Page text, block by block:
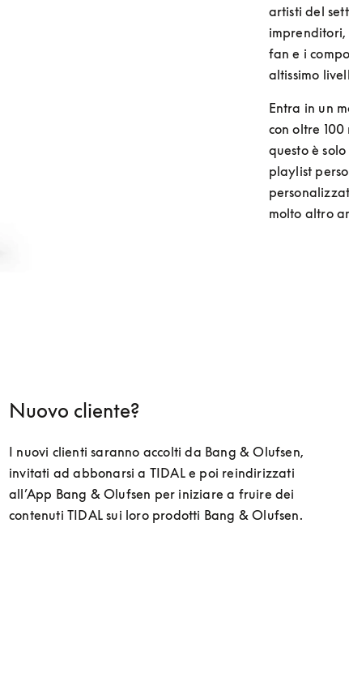
artisti del
fan e i
altissimo
Entra in un
con oltre
questo è
playlist
molto altro
Nuovo cliente?
I nuovi clienti saranno accolti da Bang & Olufsen,
invitati ad abbonarsi a TIDAL e poi reindirizzati
all’App Bang & Olufsen per iniziare a fruire dei
contenuti TIDAL sui loro prodotti Bang & Olufsen.